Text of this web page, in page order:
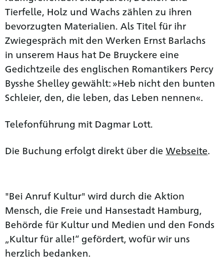
Tierfelle, Holz und Wachs zählen zu ihren
bevorzugten Materialien. Als Titel für ihr
Zwiegespräch mit den Werken Ernst Barlachs
in unserem Haus hat De Bruyckere eine
Gedichtzeile des englischen Romantikers Percy
Bysshe Shelley gewählt: »Heb nicht den bunten
Schleier, den, die leben, das Leben nennen«.
Telefonführung mit Dagmar Lott.
Die Buchung erfolgt direkt über die Webseite.
"Bei Anruf Kultur" wird durch die Aktion
Mensch, die Freie und Hansestadt Hamburg,
Behörde für Kultur und Medien und den Fonds
„Kultur für alle!“ gefördert, wofür wir uns
herzlich bedanken.